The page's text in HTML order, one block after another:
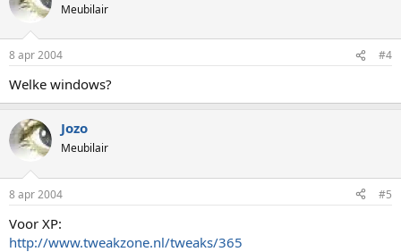
Meubilair
8 apr 2004 #4
Welke windows?
Jozo
Meubilair
8 apr 2004 #5
Voor XP:
http://www.tweakzone.nl/tweaks/365